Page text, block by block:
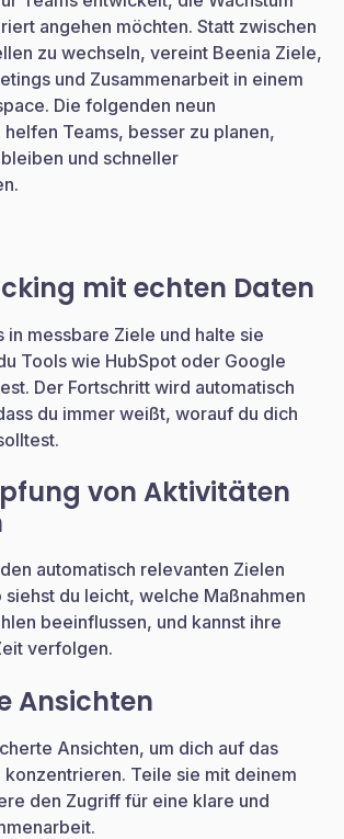
angehen möchten. Statt zwischen
zu wechseln, vereint Beenia Ziele,
und Zusammenarbeit in einem
Die folgenden neun
Teams, besser zu planen,
und schneller
mit echten Daten
in messbare Ziele und halte sie
Tools wie HubSpot oder Google
Der Fortschritt wird automatisch
du immer weißt, worauf du dich
von Aktivitäten
automatisch relevanten Zielen
siehst du leicht, welche Maßnahmen
beeinflussen, und kannst ihre
verfolgen.
Ansichten
Ansichten, um dich auf das
konzentrieren. Teile sie mit deinem
den Zugriff für eine klare und